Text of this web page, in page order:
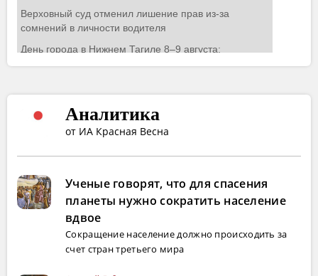
Аналитика
от ИА Красная Весна
Ученые говорят, что для спасения
планеты нужно сократить население
вдвое
Сокращение население должно происходить за
счет стран третьего мира